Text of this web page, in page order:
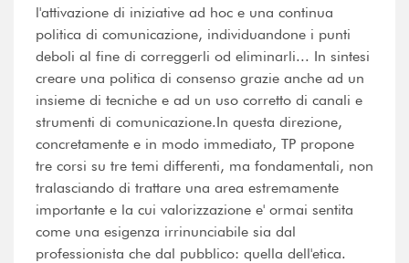
l'attivazione di iniziative ad hoc e una continua
politica di comunicazione, individuandone i punti
deboli al fine di correggerli od eliminarli... In sintesi
creare una politica di consenso grazie anche ad un
insieme di tecniche e ad un uso corretto di canali e
strumenti di comunicazione.In questa direzione,
concretamente e in modo immediato, TP propone
tre corsi su tre temi differenti, ma fondamentali, non
tralasciando di trattare una area estremamente
importante e la cui valorizzazione e' ormai sentita
come una esigenza irrinunciabile sia dal
professionista che dal pubblico: quella dell'etica.